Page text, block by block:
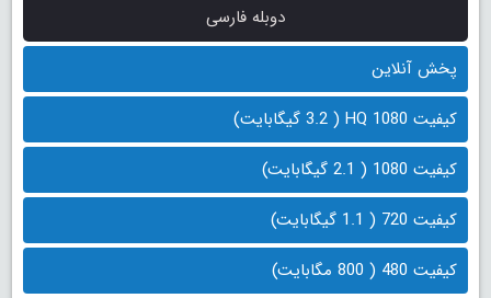
دوبله فارسی
پخش آنلاین
کیفیت 1080 HQ ( 3.2 گیگابایت)
کیفیت 1080 ( 2.1 گیگابایت)
کیفیت 720 ( 1.1 گیگابایت)
کیفیت 480 ( 800 مگابایت)